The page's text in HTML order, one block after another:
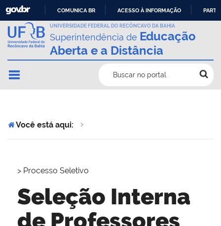
IR
PARA
O
CONTEÚDO
COMUNICA BR ACESSO À INFORMAÇÃO
UNIVERSIDADE FEDERAL DO RECÔNCAVO DA BAHIA
Superintendência de Educação
Aberta e a Distância
Buscar no portal
Você está aqui:
> Processo Seletivo
Seleção Interna
de Professores